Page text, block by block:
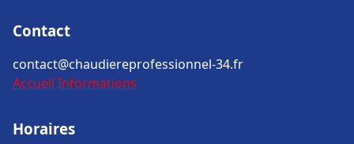
Contact
contact@chaudiereprofessionnel-34.fr
Accueil Informations
Horaires